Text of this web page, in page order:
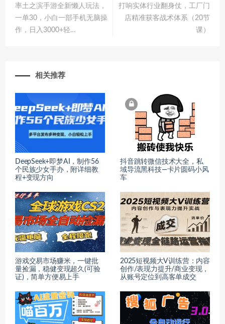
率土之滨手游全新懒人玩法，
一单30，小白一部手机无脑操
作，日入3000+轻…
打响实体行业翻身仗，工厂门
店精准获客战术体系（20节
课）
相关推荐
DeepSeek+即梦AI，制作56
个民族少女手办，附详细教
程+变现方向
抖音跳转微信技术大全，私
域导流黑科技—卡片圆码小风
车
游戏交易市场赚米，一键批
量捡漏，稳健变现超久(可验
证)，简单方便易上手
2025短视频大V训练营：内容
创作/表现力提升/商业变现，
从账号定位到高客单成交